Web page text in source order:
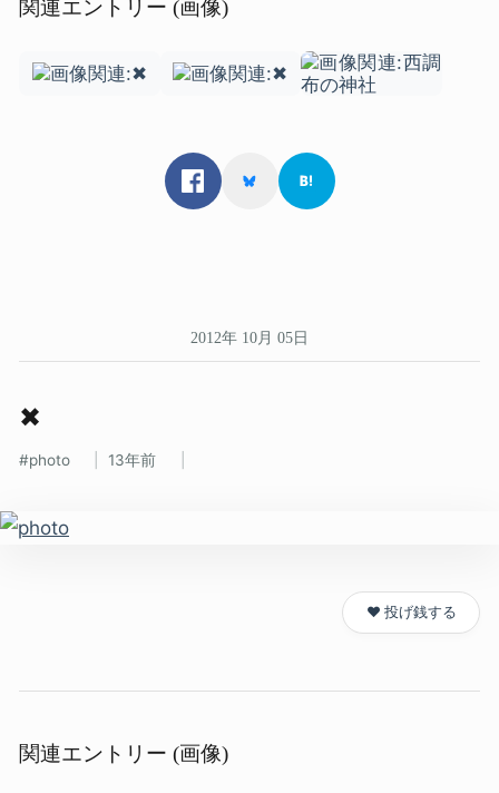
関連エントリー (画像)
2012年 10月 05日
✖
photo 13年前
❤️ 投げ銭する
関連エントリー (画像)